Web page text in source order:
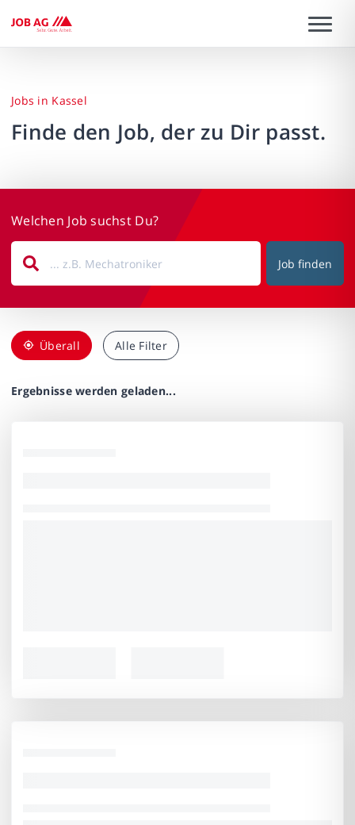
Jobs in Kassel
Finde den Job, der zu Dir passt.
Welchen Job suchst Du?
Job finden
Überall Alle Filter
Ergebnisse werden geladen...